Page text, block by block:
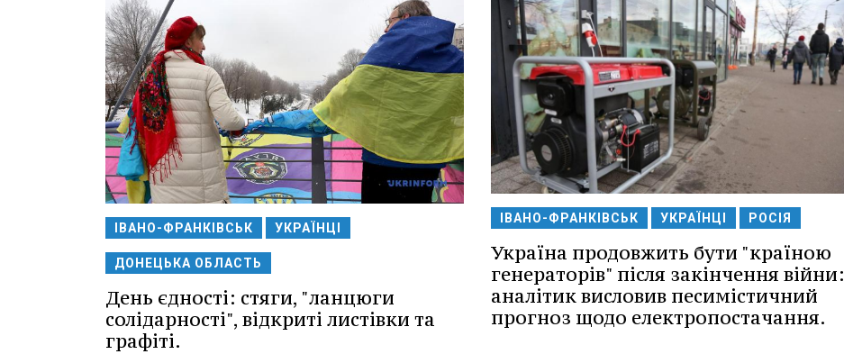
ІВАНО-ФРАНКІВСЬК УКРАЇНЦІ
ДОНЕЦЬКА ОБЛАСТЬ
День єдності: стяги, "ланцюги
солідарності", відкриті листівки та
графіті.
ІВАНО-ФРАНКІВСЬК УКРАЇНЦІ РОСІЯ
Україна продовжить бути "країною
генераторів" після закінчення війни:
аналітик висловив песимістичний
прогноз щодо електропостачання.